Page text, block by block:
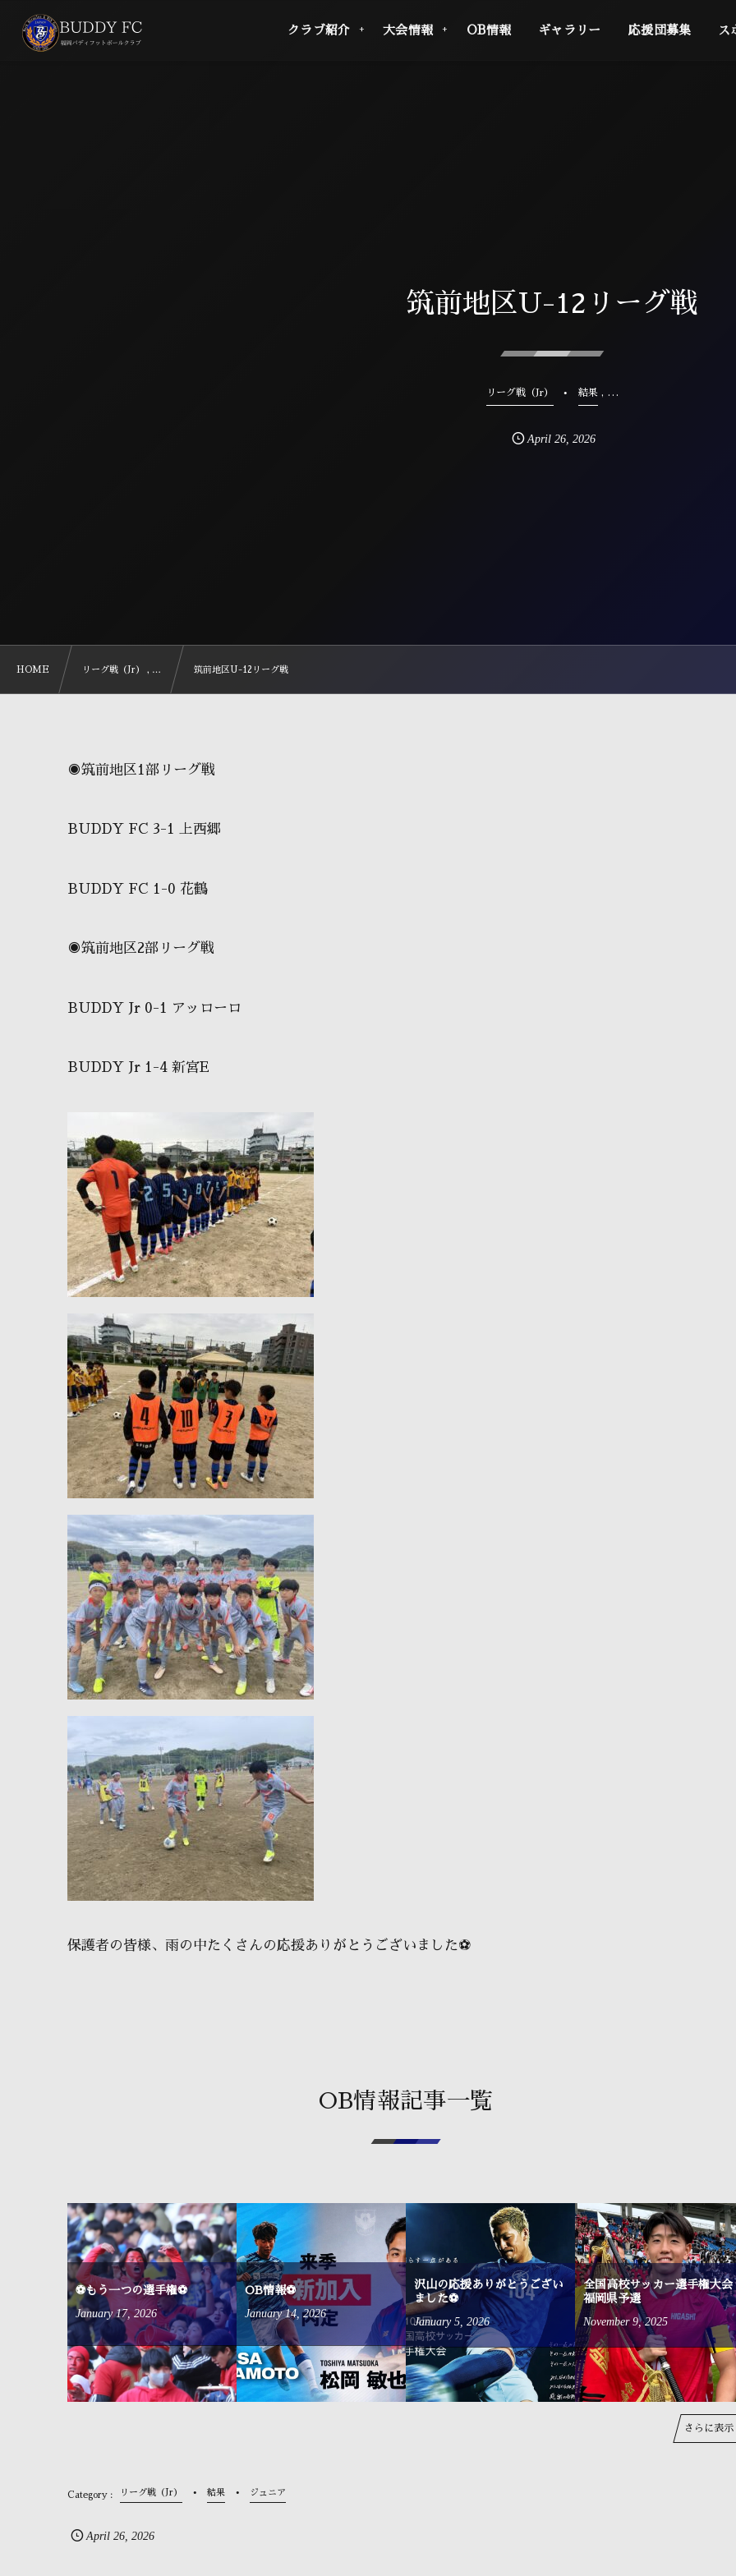
クラブ紹介 大会情報 OB情報 ギャラリー 応援団募集 ス
筑前地区U-12リーグ戦
リーグ戦（Jr） 結果, …
April 26,2026
HOME リーグ戦（Jr） , … 筑前地区U-12リーグ戦
◉筑前地区1部リーグ戦
BUDDY FC 3-1 上西郷
BUDDY FC 1-0 花鶴
◉筑前地区2部リーグ戦
BUDDY Jr 0-1 アッローロ
BUDDY Jr 1-4 新宮E
保護者の皆様、雨の中たくさんの応援ありがとうございました⚽️
OB情報記事一覧
⚽もう一つの選手権⚽
January 17,2026
OB情報⚽
January 14,2026
沢山の応援ありがとうござい
ました⚽
January 5, 2026
全国高校サッカー選手権大会
福岡県予選
November 9,2025
さらに表示
リーグ戦（Jr） 結果 ジュニア
April 26,2026